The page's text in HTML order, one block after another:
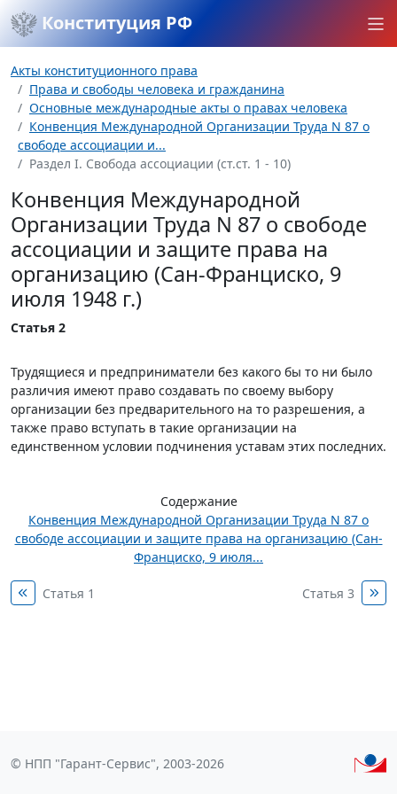
Конституция РФ
Акты конституционного права
Права и свободы человека и гражданина
Основные международные акты о правах человека
Конвенция Международной Организации Труда N 87 о
свободе ассоциации и...
Раздел I. Свобода ассоциации (ст.ст. 1 - 10)
Конвенция Международной
Организации Труда N 87 о свободе
ассоциации и защите права на
организацию (Сан-Франциско, 9
июля 1948 г.)
Статья 2
Трудящиеся и предприниматели без какого бы то ни было
различия имеют право создавать по своему выбору
организации без предварительного на то разрешения, а
также право вступать в такие организации на
единственном условии подчинения уставам этих последних.
Содержание
Конвенция Международной Организации Труда N 87 о
свободе ассоциации и защите права на организацию (Сан-
Франциско, 9 июля...
Статья 1 Статья 3
© НПП "Гарант-Сервис", 2003-2026